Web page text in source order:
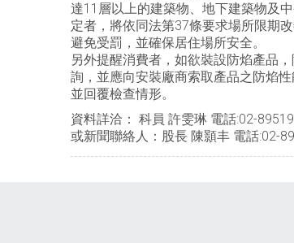
達11層以上的建築物、地下建築物及
定者，將依同法第37條要求場所限期
避免受罰，並確保居住場所安全。
另外提醒消費者，如欲裝設防焰產品
詢，並應向安裝廠商索取產品之防焰
並回覆檢查情形。
資料詳洽： 科員 許雯琳 電話:02-
或新聞聯絡人：股長 陳顥丰 電話:02-